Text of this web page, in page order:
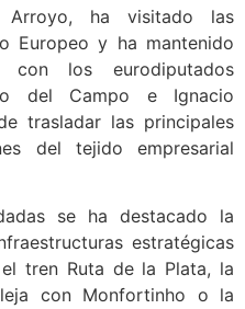
Arroyo, ha visitado las
Europeo y ha mantenido
los eurodiputados
del Campo e Ignacio
trasladar las principales
del tejido empresarial
se ha destacado la
estratégicas
tren Ruta de la Plata, la
con Monfortinho o la